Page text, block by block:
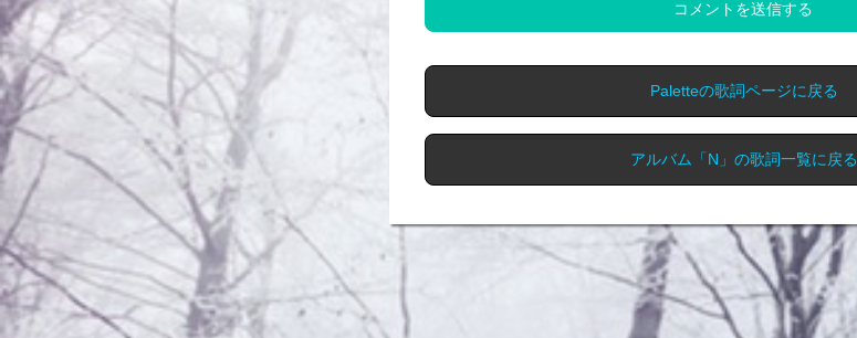
コメントを送信する
Paletteの歌詞ページに戻る
アルバム「N」の歌詞一覧に戻る